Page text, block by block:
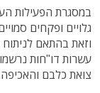
במסגרת הפעילות
גלויים ופקחים
וזאת בהתאם לניתוח
עשרות דו"חות
צואת כלבם